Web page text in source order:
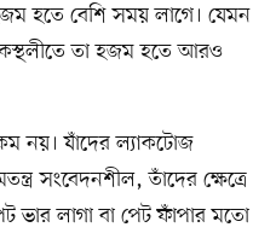
হতে বেশি সময় লাগে। যেমন
তা হজম হতে আরও
নয়। যাঁদের ল্যাকটোজ
সংবেদনশীল, তাঁদের ক্ষেত্রে
ভার লাগা বা পেট ফাঁপার মতো